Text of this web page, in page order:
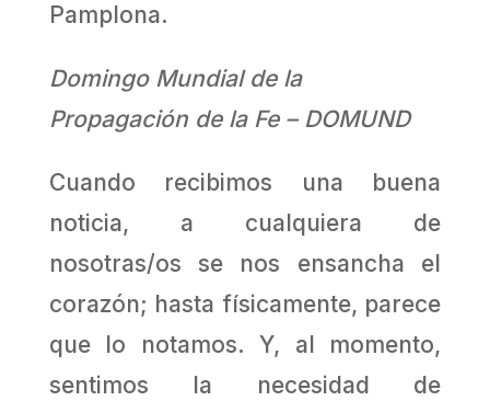
Pamplona.
Domingo Mundial de la
Propagación de la Fe – DOMUND
Cuando recibimos una buena
noticia, a cualquiera de
nosotras/os se nos ensancha el
corazón; hasta físicamente, parece
que lo notamos. Y, al momento,
sentimos la necesidad de